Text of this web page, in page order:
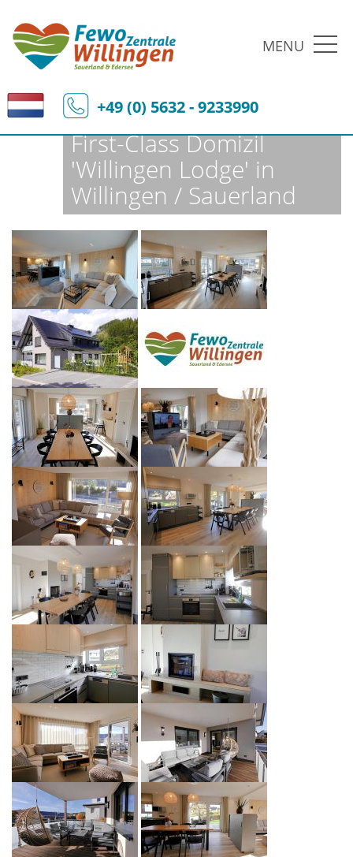
MENU
+49 (0) 5632 - 9233990
Fewo-Zentrale Willingen Ferienobjekte Fewo-Details
First-Class Domizil
'Willingen Lodge' in
Willingen / Sauerland